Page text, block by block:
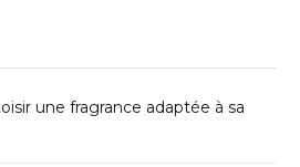
une fragrance adaptée à sa